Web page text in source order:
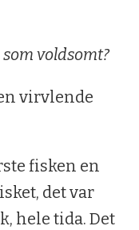
voldsomt?
virvlende
fisken en
det var
hele tida. Det